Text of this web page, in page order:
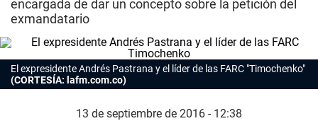
encargada de dar un concepto sobre la petición del
exmandatario
El expresidente Andrés Pastrana y el líder de las FARC "Timochenko"
(CORTESÍA: lafm.com.co)
13 de septiembre de 2016 - 12:38